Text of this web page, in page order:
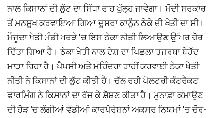
ਨਾਲ ਕਿਸਾਨਾਂ ਦੀ ਲੁੱਟ ਦਾ ਸਿੱਧਾ ਰਾਹ ਖੁੱਲ੍ਹ ਜਾਵੇਗਾ। ਮੋਦੀ ਸਰਕਾਰ
ਤੋਂ ਮਨਸੂਖ ਕਰਵਾਇਆ ਗਿਆ ਦੂਸਰਾ ਕਾਨੂੰਨ ਠੇਕੇ ਦੀ ਖੇਤੀ ਦਾ ਸੀ।
ਮੌਜੂਦਾ ਖੇਤੀ ਮੰਡੀ ਖਰੜੇ 'ਚ ਇਸ ਠੇਕਾ ਨੀਤੀ ਲਿਆਉਣ ਉੱਪਰ ਜ਼ੋਰ
ਦਿੱਤਾ ਗਿਆ ਹੈ। ਠੇਕਾ ਖੇਤੀ ਨਾਲ ਦੇਸ਼ ਦਾ ਪਿਛਲਾ ਤਜਰਬਾ ਬੇਹੱਦ
ਮਾੜਾ ਰਿਹਾ ਹੈ। ਪੈਪਸੀ ਅਤੇ ਮਹਿੰਦਰਾ ਰਾਹੀਂ ਕਰਵਾਈ ਠੇਕਾ ਖੇਤੀ
ਨੀਤੀ ਨੇ ਕਿਸਾਨਾਂ ਦੀ ਲੁੱਟ ਕੀਤੀ ਹੈ। ਚੱਲ ਰਹੀ ਪੋਲਟਰੀ ਕੰਟਰੈਕਟ
ਫਾਰਮਿੰਗ ਨੇ ਕਿਸਾਨਾਂ ਦਾ ਰੱਜ ਕੇ ਸ਼ੋਸ਼ਣ ਕੀਤਾ ਹੈ। ਮੁਨਾਫ਼ਾ ਕਮਾਉਣ
ਦੀ ਹੋੜ 'ਚ ਲੱਗੀਆਂ ਵੱਡੀਆਂ ਕਾਰਪੋਰੇਸ਼ਨਾਂ ਅਕਸਰ ਨਿਯਮਾਂ 'ਚ ਚੋਰ-